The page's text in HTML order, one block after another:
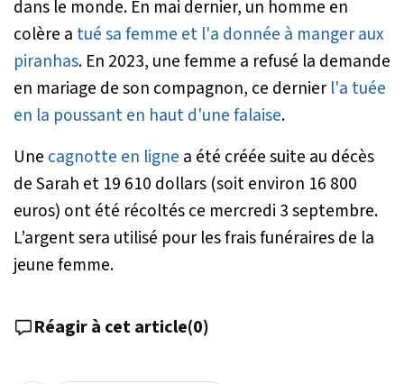
dans le monde. En mai dernier, un homme en
colère a tué sa femme et l'a donnée à manger aux
piranhas. En 2023, une femme a refusé la demande
en mariage de son compagnon, ce dernier l'a tuée
en la poussant en haut d'une falaise.
Une cagnotte en ligne a été créée suite au décès
de Sarah et 19 610 dollars (soit environ 16 800
euros) ont été récoltés ce mercredi 3 septembre.
L’argent sera utilisé pour les frais funéraires de la
jeune femme.
Réagir à cet article(0)